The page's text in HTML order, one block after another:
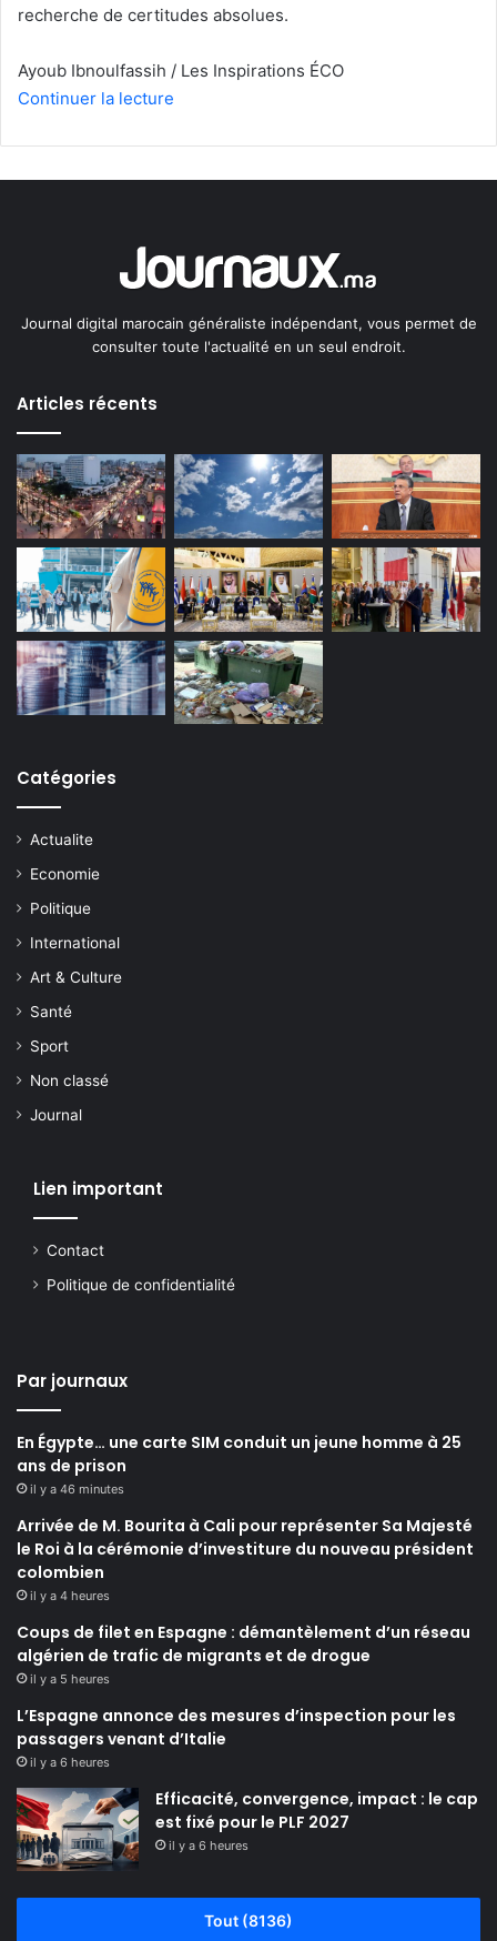
recherche de certitudes absolues.
Ayoub Ibnoulfassih / Les Inspirations ÉCO
Continuer la lecture
Journal digital marocain généraliste indépendant, vous permet de
consulter toute l'actualité en un seul endroit.
Articles récents
Catégories
Actualite
Economie
Politique
International
Art & Culture
Santé
Sport
Non classé
Journal
Lien important
Contact
Politique de confidentialité
Par journaux
En Égypte… une carte SIM conduit un jeune homme à 25
ans de prison
il y a 46 minutes
Arrivée de M. Bourita à Cali pour représenter Sa Majesté
le Roi à la cérémonie d’investiture du nouveau président
colombien
il y a 4 heures
Coups de filet en Espagne : démantèlement d’un réseau
algérien de trafic de migrants et de drogue
il y a 5 heures
L’Espagne annonce des mesures d’inspection pour les
passagers venant d’Italie
il y a 6 heures
Efficacité, convergence, impact : le cap
est fixé pour le PLF 2027
il y a 6 heures
Tout (8136)